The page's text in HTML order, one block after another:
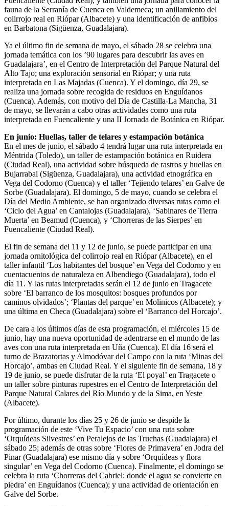
fauna de la Serranía de Cuenca en Valdemeca; un anillamiento del
colirrojo real en Riópar (Albacete) y una identificación de anfibios
en Barbatona (Sigüenza, Guadalajara).
Ya el último fin de semana de mayo, el sábado 28 se celebra una
jornada temática con los ’90 lugares para descubrir las aves en
Guadalajara’, en el Centro de Interpretación del Parque Natural del
Alto Tajo; una exploración sensorial en Riópar; y una ruta
interpretada en Las Majadas (Cuenca). Y el domingo, día 29, se
realiza una jornada sobre recogida de residuos en Enguídanos
(Cuenca). Además, con motivo del Día de Castilla-La Mancha, 31
de mayo, se llevarán a cabo otras actividades como una ruta
interpretada en Fuencaliente y una II Jornada de Botánica en Riópar.
En junio: Huellas, taller de telares y estampación botánica
En el mes de junio, el sábado 4 tendrá lugar una ruta interpretada en
Méntrida (Toledo), un taller de estampación botánica en Ruidera
(Ciudad Real), una actividad sobre búsqueda de rastros y huellas en
Bujarrabal (Sigüenza, Guadalajara), una actividad etnográfica en
Vega del Codorno (Cuenca) y el taller ‘Tejiendo telares’ en Galve de
Sorbe (Guadalajara). El domingo, 5 de mayo, cuando se celebra el
Día del Medio Ambiente, se han organizado diversas rutas como el
‘Ciclo del Agua’ en Cantalojas (Guadalajara), ‘Sabinares de Tierra
Muerta’ en Beamud (Cuenca), y ‘Chorreras de las Sierpes’ en
Fuencaliente (Ciudad Real).
El fin de semana del 11 y 12 de junio, se puede participar en una
jornada ornitológica del colirrojo real en Riópar (Albacete), en el
taller infantil ‘Los habitantes del bosque’ en Vega del Codorno y en
cuentacuentos de naturaleza en Albendiego (Guadalajara), todo el
día 11. Y las rutas interpretadas serán el 12 de junio en Tragacete
sobre ‘El barranco de los mosquitos: bosques profundos por
caminos olvidados’; ‘Plantas del parque’ en Molinicos (Albacete); y
una última en Checa (Guadalajara) sobre el ‘Barranco del Horcajo’.
De cara a los últimos días de esta programación, el miércoles 15 de
junio, hay una nueva oportunidad de adentrarse en el mundo de las
aves con una ruta interpretada en Uña (Cuenca). El día 16 será el
turno de Brazatortas y Almodóvar del Campo con la ruta ‘Minas del
Horcajo’, ambas en Ciudad Real. Y el siguiente fin de semana, 18 y
19 de junio, se puede disfrutar de la ruta ‘El poyal’ en Tragacete o
un taller sobre pinturas rupestres en el Centro de Interpretación del
Parque Natural Calares del Río Mundo y de la Sima, en Yeste
(Albacete).
Por último, durante los días 25 y 26 de junio se despide la
programación de este ‘Vive Tu Espacio’ con una ruta sobre
‘Orquídeas Silvestres’ en Peralejos de las Truchas (Guadalajara) el
sábado 25; además de otras sobre ‘Flores de Primavera’ en Jodra del
Pinar (Guadalajara) ese mismo día y sobre ‘Orquídeas y flora
singular’ en Vega del Codorno (Cuenca). Finalmente, el domingo se
celebra la ruta ‘Chorreras del Cabriel: donde el agua se convierte en
piedra’ en Enguídanos (Cuenca); y una actividad de orientación en
Galve del Sorbe.